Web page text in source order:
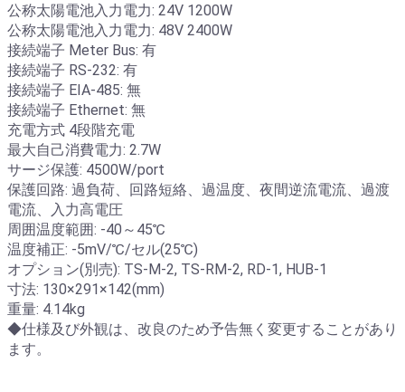
公称太陽電池入力電力: 24V 1200W
公称太陽電池入力電力: 48V 2400W
接続端子 Meter Bus: 有
接続端子 RS-232: 有
接続端子 EIA-485: 無
接続端子 Ethernet: 無
充電方式 4段階充電
最大自己消費電力: 2.7W
サージ保護: 4500W/port
保護回路: 過負荷、回路短絡、過温度、夜間逆流電流、過渡
電流、入力高電圧
周囲温度範囲: -40～45℃
温度補正: -5mV/℃/セル(25℃)
オプション(別売): TS-M-2, TS-RM-2, RD-1, HUB-1
寸法: 130×291×142(mm)
重量: 4.14kg
◆仕様及び外観は、改良のため予告無く変更することがあり
ます。